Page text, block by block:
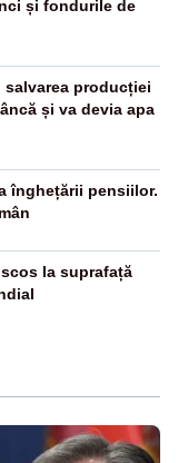
și fondurile de
salvarea producției
și va devia apa
înghețării pensiilor.
la suprafață